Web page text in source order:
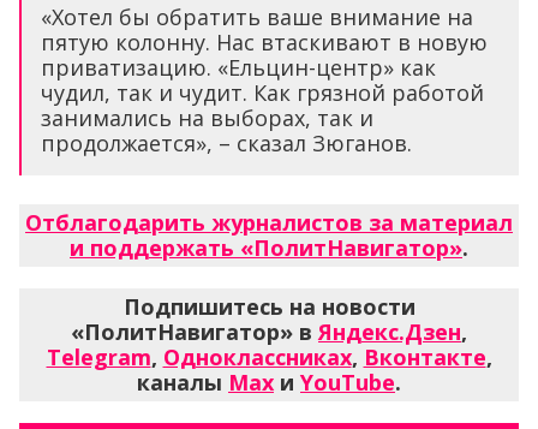
«Хотел бы обратить ваше внимание на
пятую колонну. Нас втаскивают в новую
приватизацию. «Ельцин-центр» как
чудил, так и чудит. Как грязной работой
занимались на выборах, так и
продолжается», – сказал Зюганов.
Отблагодарить журналистов за материал
и поддержать «ПолитНавигатор».
Подпишитесь на новости
«ПолитНавигатор» вЯндекс.Дзен,
Telegram, Одноклассниках, Вконтакте,
каналы Max и YouTube.